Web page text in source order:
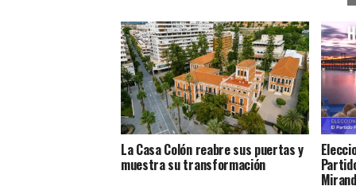
La Casa Colón reabre sus puertas y
muestra su transformación